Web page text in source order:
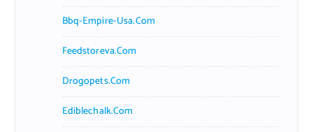
Bbq-Empire-Usa.com
Feedstoreva.com
Drogopets.com
Ediblechalk.com